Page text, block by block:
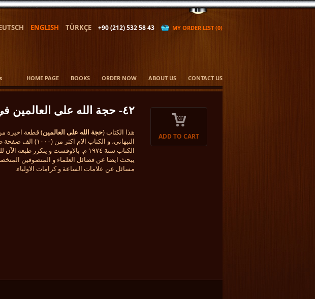
ENGLISH TÜRKÇE +90 (212) 532 58 43 MY ORDER LIST (0)
HOME PAGE BOOKS ORDER NOW ABOUT US CONTACT US
٤٢- حجة الله على العالمين في معجزات سيد المرسلين
هذا الكتاب (حجة الله على العالمين) قطعة اخيرة
النبهاني، و
الكتاب سنة ١٩٧٤ م. بالاوفست و يتكرر
يبحث ايضا عن فضائل العلماء و المتصوفين
مسائل عن علامات الساعة و كرامات الاولياء.
ADD TO CART